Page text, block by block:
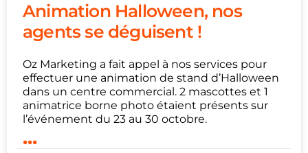
Animation Halloween, nos
agents se déguisent !
Oz Marketing a fait appel à nos services pour
effectuer une animation de stand d’Halloween
dans un centre commercial. 2 mascottes et 1
animatrice borne photo étaient présents sur
l’événement du 23 au 30 octobre.
...